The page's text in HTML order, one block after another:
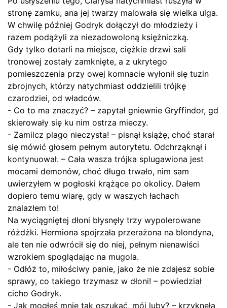
stronę zamku, ana jej twarzy malowała się wielka ulga.
W chwilę później Godryk dołączył do młodzieży i
razem podążyli za niezadowoloną księżniczką.
Gdy tylko dotarli na miejsce, ciężkie drzwi sali
tronowej zostały zamknięte, a z ukrytego
pomieszczenia przy owej komnacie wyłonił się tuzin
zbrojnych, którzy natychmiast oddzielili trójkę
czarodziei, od władców.
- Co to ma znaczyć? – zapytał gniewnie Gryffindor, gd
skierowały się ku nim ostrza mieczy.
- Zamilcz plago nieczysta! – pisnął książę, choć starał
się mówić głosem pełnym autorytetu. Odchrząknął i
kontynuował. – Cała wasza trójka splugawiona jest
mocami demonów, choć długo trwało, nim sam
uwierzyłem w pogłoski krążące po okolicy. Dałem
dopiero temu wiarę, gdy w waszych łachach
znalazłem to!
Na wyciągniętej dłoni błysnęły trzy wypolerowane
różdżki. Hermiona spojrzała przerażona na blondyna,
ale ten nie odwrócił się do niej, pełnym nienawiści
wzrokiem spoglądając na mugola.
- Odłóż to, miłościwy panie, jako że nie zdajesz sobie
sprawy, co takiego trzymasz w dłoni! – powiedział
cicho Godryk.
- Jak mogłeś mnie tak oszukać, mój luby? – krzyknęła